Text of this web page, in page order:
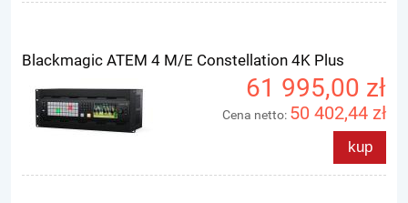
Blackmagic ATEM 4 M/E Constellation 4K Plus
61 995,00 zł
Cena netto: 50 402,44 zł
kup